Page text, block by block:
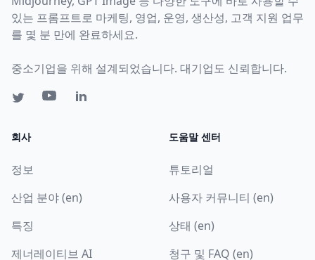
있는 프롬프트로 마케팅, 영업, 운영, 생산성, 고객 지원 업무
를 몇 분 만에 완료하세요.
중소기업을 위해 설계되었습니다. 대기업도 신뢰합니다.
회사
정보
산업 분야 (en)
특징
제너레이티브 AI
도움말 센터
튜토리얼
사용자 커뮤니티 (en)
상태 (en)
청구 및 FAQ (en)